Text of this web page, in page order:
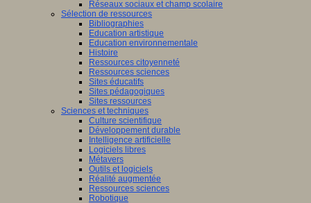
Réseaux sociaux et champ scolaire
Sélection de ressources
Bibliographies
Education artistique
Education environnementale
Histoire
Ressources citoyenneté
Ressources sciences
Sites éducatifs
Sites pédagogiques
Sites ressources
Sciences et techniques
Culture scientifique
Développement durable
Intelligence artificielle
Logiciels libres
Métavers
Outils et logiciels
Réalité augmentée
Ressources sciences
Robotique